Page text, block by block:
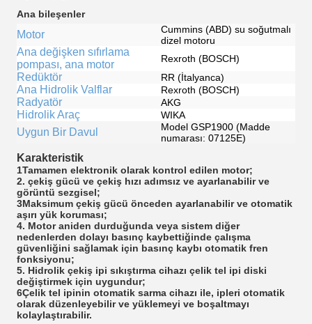
Ana bileşenler
Motor
Cummins (ABD) su soğutmalı
dizel motoru
Ana değişken sıfırlama
pompası, ana motor
Rexroth (BOSCH)
Redüktör RR (İtalyanca)
Ana Hidrolik Valflar Rexroth (BOSCH)
Radyatör AKG
Hidrolik Araç WIKA
Uygun Bir Davul
Model GSP1900 (Madde
numarası: 07125E)
Karakteristik
1Tamamen elektronik olarak kontrol edilen motor;
2. çekiş gücü ve çekiş hızı adımsız ve ayarlanabilir ve
görüntü sezgisel;
3Maksimum çekiş gücü önceden ayarlanabilir ve otomatik
aşırı yük koruması;
4. Motor aniden durduğunda veya sistem diğer
nedenlerden dolayı basınç kaybettiğinde çalışma
güvenliğini sağlamak için basınç kaybı otomatik fren
fonksiyonu;
5. Hidrolik çekiş ipi sıkıştırma cihazı çelik tel ipi diski
değiştirmek için uygundur;
6Çelik tel ipinin otomatik sarma cihazı ile, ipleri otomatik
olarak düzenleyebilir ve yüklemeyi ve boşaltmayı
kolaylaştırabilir.